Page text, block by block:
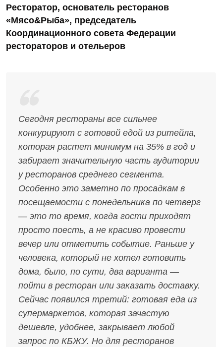
Ресторатор, основатель ресторанов
«Мясо&Рыба», председатель
Координационного совета Федерации
рестораторов и отельеров
Сегодня рестораны все сильнее
конкурируют с готовой едой из ритейла,
которая растет минимум на 35% в год и
забирает значительную часть аудитории
у ресторанов среднего сегмента.
Особенно это заметно по просадкам в
посещаемости с понедельника по четверг
— это то время, когда гости приходят
просто поесть, а не красиво провести
вечер или отметить событие. Раньше у
человека, который не хотел готовить
дома, было, по сути, два варианта —
пойти в ресторан или заказать доставку.
Сейчас появился третий: готовая еда из
супермаркетов, которая зачастую
дешевле, удобнее, закрывает любой
запрос по КБЖУ. Но для ресторанов